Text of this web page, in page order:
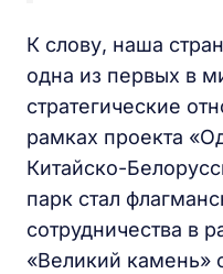
К слову, наша
одна из первых в
стратегические
рамках проекта
Китайско-
парк стал
сотрудничества в
«Великий камень»